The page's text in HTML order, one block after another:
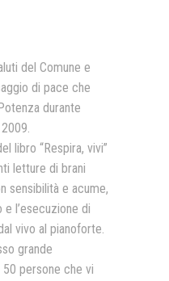
Giornata Internazionale ONU
della Pace
ALLA PACE
MEDICINA PER LA PACE
MEDIA FOR PEACE
ATTIVITÀ IN CANTIERE
del Comune e
di pace che
durante
libro “Respira, vivi”
letture di brani
sensibilità e acume,
l’esecuzione di
vivo al pianoforte.
grande
persone che vi